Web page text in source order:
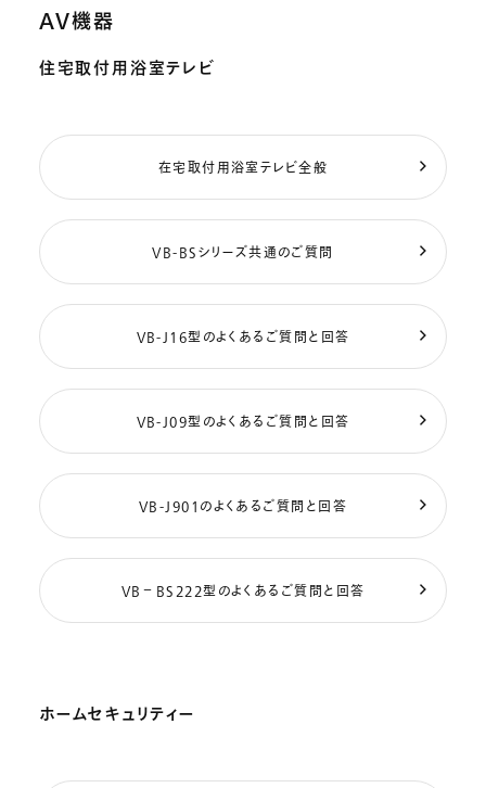
AV機器
住宅取付用浴室テレビ
在宅取付用浴室テレビ全般
VB-BSシリーズ共通のご質問
VB-J16型のよくあるご質問と回答
VB-J09型のよくあるご質問と回答
VB-J901のよくあるご質問と回答
VB－BS222型のよくあるご質問と回答
ホームセキュリティー